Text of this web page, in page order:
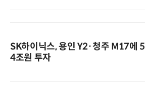
SK하이닉스, 용인 Y2·청주 M17에 5
4조원 투자